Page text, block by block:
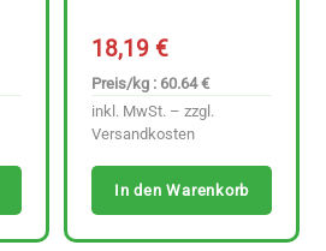
18,19€
Preis/kg : 60.64 €
inkl. MwSt. – zzgl.
Versandkosten
In den Warenkorb